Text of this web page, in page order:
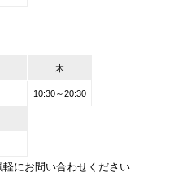
木
10:30～20:30
にお問い合わせください